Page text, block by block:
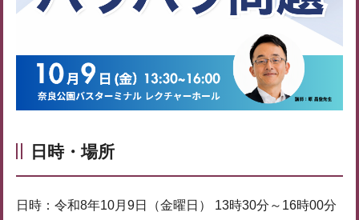
日時・場所
日時：令和8年10月9日（金曜日） 13時30分～16時00分